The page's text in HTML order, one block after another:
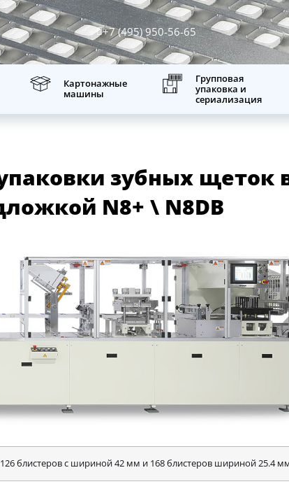
+7 (495) 950-56-65
Картонажные
машины
Групповая
упаковка и
сериализация
зубных щеток
N8+ \ N8DB
блистеров с шириной 42 мм и 168 блистеров шириной 25.4